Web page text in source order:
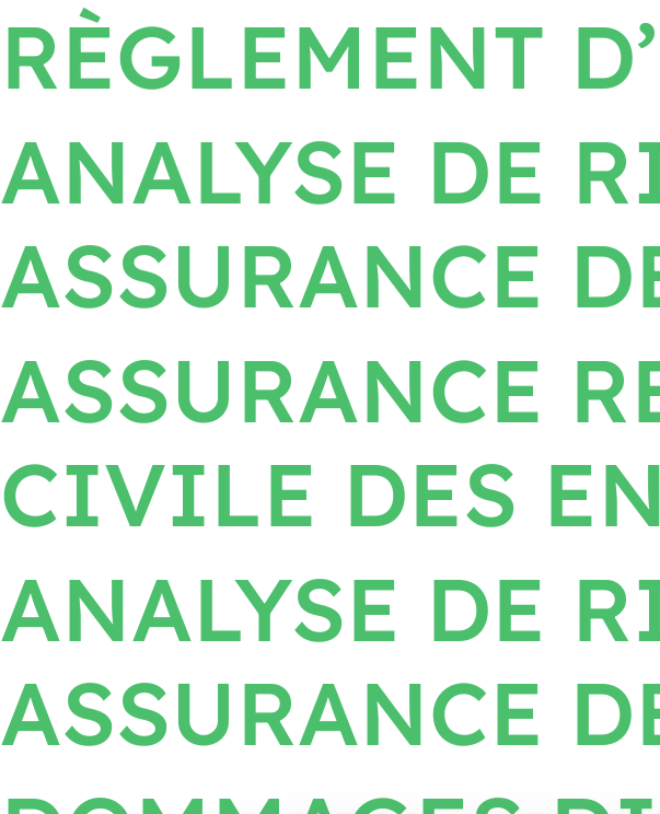
RÈGLEMENT
ANALYSE DE
ASSURANCE
ASSURANCE
CIVILE DES
ANALYSE DE
ASSURANCE